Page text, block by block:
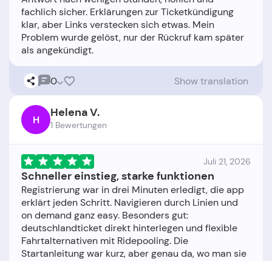
fachlich sicher. Erklärungen zur Ticketkündigung
klar, aber Links verstecken sich etwas. Mein
Problem wurde gelöst, nur der Rückruf kam später
0 Show translation
H Helena V.
1 Bewertungen
Juli 21, 2026
Schneller einstieg, starke funktionen
Registrierung war in drei Minuten erledigt, die app
erklärt jeden Schritt. Navigieren durch Linien und
on demand ganz easy. Besonders gut:
deutschlandticket direkt hinterlegen und flexible
Fahrtalternativen mit Ridepooling. Die
Startanleitung war kurz, aber genau da, wo man sie